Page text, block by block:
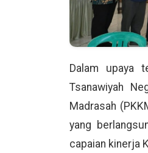
Dalam upaya
Tsanawiyah
Madrasah
yang
capaian kinerja